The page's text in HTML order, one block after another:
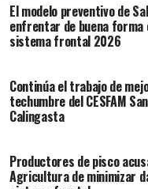
El modelo preventivo de
enfrentar de buena forma
sistema frontal 2026
Continúa el trabajo de
techumbre del CESFAM
Calingasta
Productores de pisco
Agricultura de minimizar